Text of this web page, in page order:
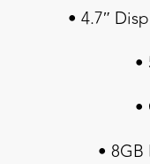
• 4.7″
•
•